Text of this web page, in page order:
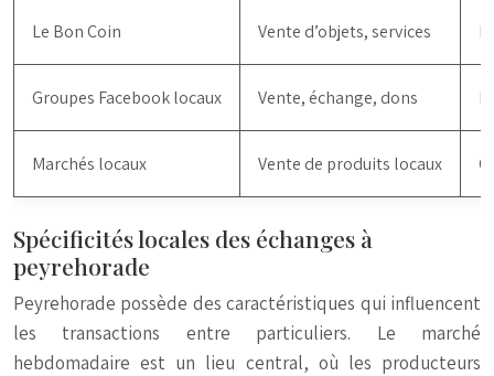
Le Bon Coin Vente d’objets, services
Groupes Facebook locaux Vente, échange, dons
Marchés locaux Vente de produits locaux
Spécificités locales des échanges à
peyrehorade
Peyrehorade possède des caractéristiques qui influencent
les transactions entre particuliers. Le marché
hebdomadaire est un lieu central, où les producteurs